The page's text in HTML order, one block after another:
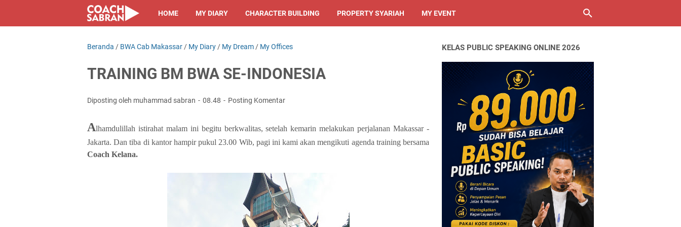
HOME MY DIARY CHARACTER BUILDING PROPERTY SYARIAH MY EVENT
Beranda / BWA Cab Makassar / My Diary / My Dream / My Offices
TRAINING BM BWA SE-INDONESIA
Diposting oleh muhammad sabran 08.48 Posting Komentar
Alhamdulillah istirahat malam ini begitu berkwalitas, setelah kemarin melakukan perjalanan Makassar -
Jakarta. Dan tiba di kantor hampir pukul 23.00 Wib, pagi ini kami akan mengikuti agenda training bersama
Coach Kelana.
KELAS PUBLIC SPEAKING ONLINE 2026